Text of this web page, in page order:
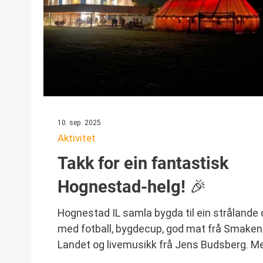
Takk for ein fantastisk
Hognestad-helg! 🎉
Hognestad IL samla bygda til ein strålande
med fotball, bygdecup, god mat frå Smaken
Landet og livemusikk frå Jens Budsberg.
Aktivitet
10. sep. 2025